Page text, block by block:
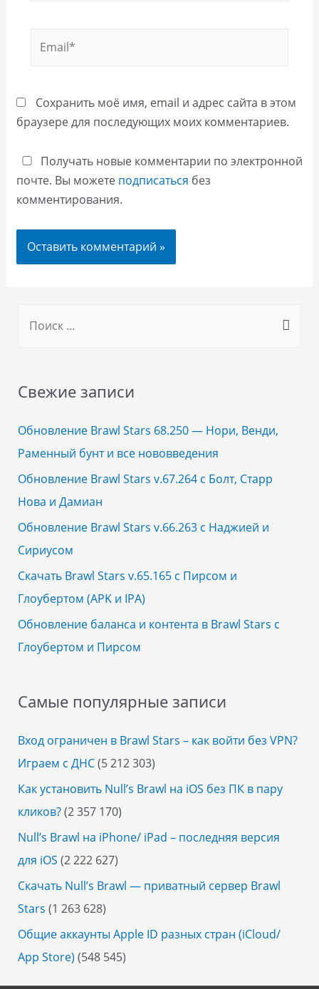
Сохранить моё имя, email и адрес сайта в этом
браузере для последующих моих комментариев.
Получать новые комментарии по электронной
почте. Вы можете подписаться без
комментирования.
r
h
f
o
r
:
Свежие записи
Обновление Brawl Stars 68.250 — Нори, Венди,
Раменный бунт и все нововведения
Обновление Brawl Stars v.67.264 с Болт, Старр
Нова и Дамиан
Обновление Brawl Stars v.66.263 с Наджией и
Сириусом
Скачать Brawl Stars v.65.165 с Пирсом и
Глоубертом (APK и IPA)
Обновление баланса и контента в Brawl Stars с
Глоубертом и Пирсом
Самые популярные записи
Вход ограничен в Brawl Stars – как войти без VPN?
Играем с ДНС(5 212 303)
Как установить Null’s Brawl на iOS без ПК в пару
кликов?(2 357 170)
Null’s Brawl на iPhone/ iPad – последняя версия
для iOS (2 222 627)
Скачать Null’s Brawl — приватный сервер Brawl
Stars (1 263 628)
Общие аккаунты Apple ID разных стран (iCloud/
App Store) (548 545)